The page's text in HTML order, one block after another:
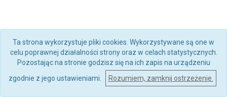
Ta strona wykorzystuje pliki cookies. Wykorzystywane są one w
celu poprawnej działalności strony oraz w celach statystycznych.
Pozostając na stronie godzisz się na ich zapis na urządzeniu
zgodnie z jego ustawieniami.
Rozumiem, zamknij ostrzeżenie.